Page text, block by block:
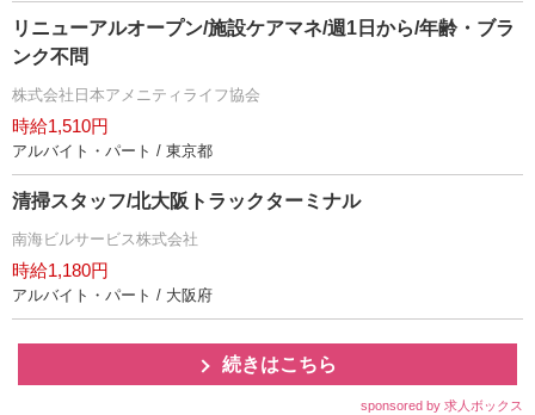
リニューアルオープン/施設ケアマネ/週1日から/年齢・ブラ
ンク不問
株式会社日本アメニティライフ協会
時給1,510円
アルバイト・パート / 東京都
清掃スタッフ/北大阪トラックターミナル
南海ビルサービス株式会社
時給1,180円
アルバイト・パート / 大阪府
続きはこちら
sponsored by 求人ボックス